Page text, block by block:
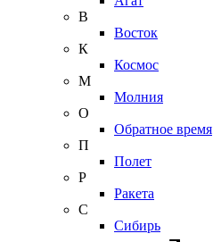
В
Восток
К
Космос
М
Молния
О
Обратное время
П
Полет
Р
Ракета
С
Сибирь